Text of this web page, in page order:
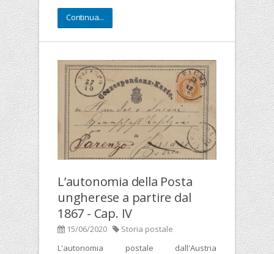
Continua...
L’autonomia della Posta
ungherese a partire dal
1867 - Cap. IV
15/06/2020
Storia postale
L'autonomia postale dall'Austria